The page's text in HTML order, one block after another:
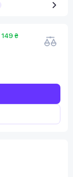
149 ₴